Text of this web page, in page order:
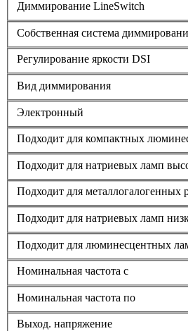
Диммирование LineSwitch
Собственная система
Регулирование яркости DSI
Вид диммирования
Электронный
Подходит для компактных
Подходит для натриевых ламп
Подходит для металлогалогенных
Подходит для натриевых ламп
Подходит для люминесцентных
Номинальная частота с
Номинальная частота по
Выход. напряжение